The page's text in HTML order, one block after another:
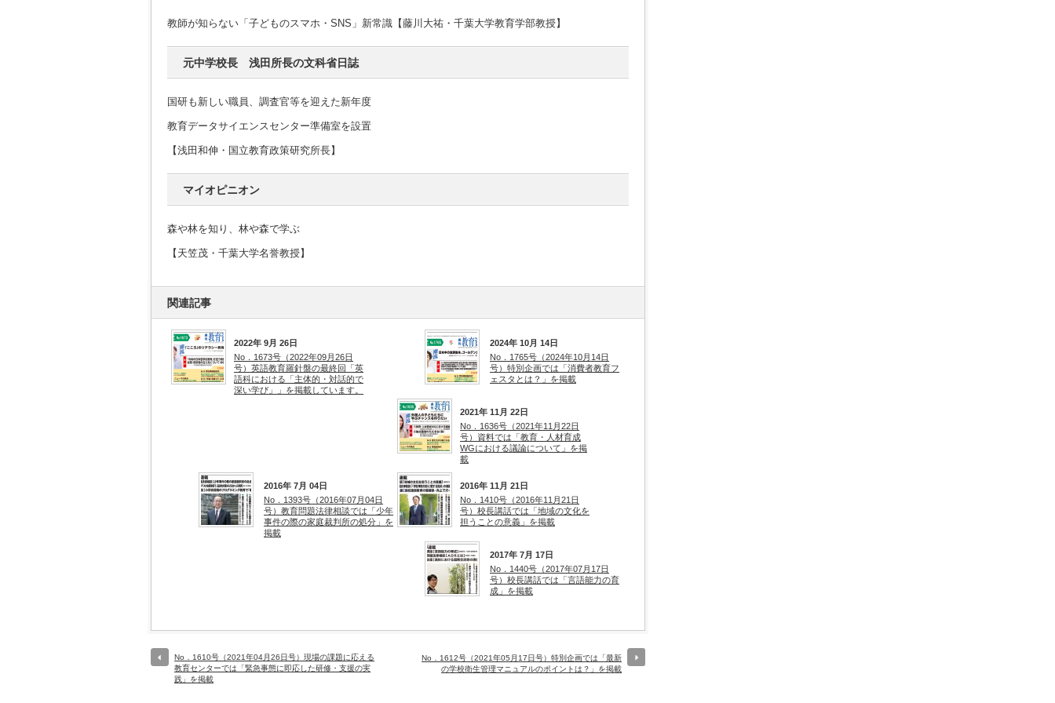
教師が知らない「子どものスマホ・SNS」新常識【藤川大祐・千葉大学教育学部教授】
元中学校長 浅田所長の文科省日誌
国研も新しい職員、調査官等を迎えた新年度
教育データサイエンスセンター準備室を設置
【浅田和伸・国立教育政策研究所長】
マイオピニオン
森や林を知り、林や森で学ぶ
【天笠茂・千葉大学名誉教授】
関連記事
2022年 9月 26日
No．1673号（2022年09月26日
号）英語教育羅針盤の最終回「英
語科における「主体的・対話的で
深い学び」」を掲載しています。
2024年 10月 14日
No．1765号（2024年10月14日
号）特別企画では「消費者教育フ
ェスタとは？」を掲載
2021年 11月 22日
No．1636号（2021年11月22日
号）資料では「教育・人材育成
WGにおける議論について」を掲
載
2016年 7月 04日
No．1393号（2016年07月04日
号）教育問題法律相談では「少年
事件の際の家庭裁判所の処分」を
掲載
2016年 11月 21日
No．1410号（2016年11月21日
号）校長講話では「地域の文化を
担うことの意義」を掲載
2017年 7月 17日
No．1440号（2017年07月17日
号）校長講話では「言語能力の育
成」を掲載
No．1610号（2021年04月26日号）現場の課題に応える
教育センターでは「緊急事態に即応した研修・支援の実
践」を掲載
No．1612号（2021年05月17日号）特別企画では「最新
の学校衛生管理マニュアルのポイントは？」を掲載